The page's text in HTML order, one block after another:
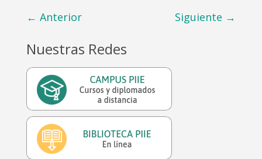
← Anterior Siguiente →
Nuestras Redes